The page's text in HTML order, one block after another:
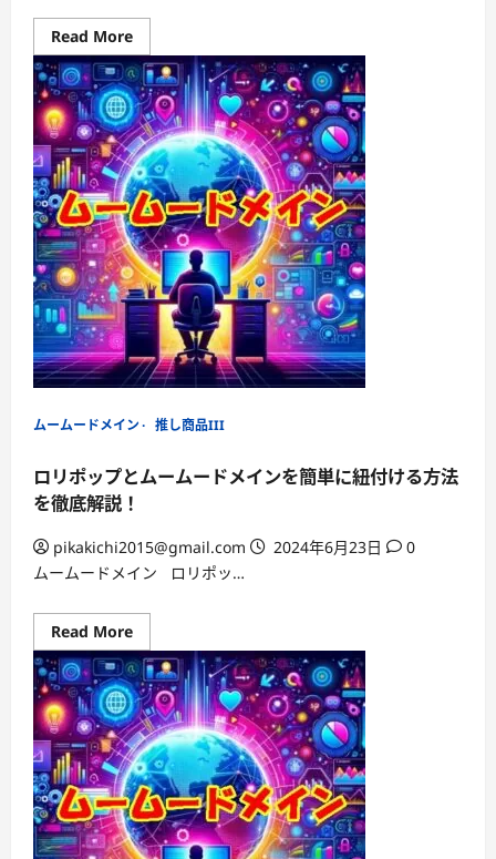
Read MoreRead
more
about
お
名
前.com
と
ム
ー
ム
ー
ド
メ
イ
ン
を
徹
底
比
較！
な
た
に
っ
メ
イ
ン
会
は
ど
ち
ムームードメイン 推し商品III
ロリポップとムームードメインを簡単に紐付ける方法
を徹底解説！
pikakichi2015@gmail.com 2024年6月23日
0
ムームードメイン ロリポッ…
Read MoreRead
more
about
ロ
リ
ポ
ッ
プ
と
ム
ー
ム
ー
ド
メ